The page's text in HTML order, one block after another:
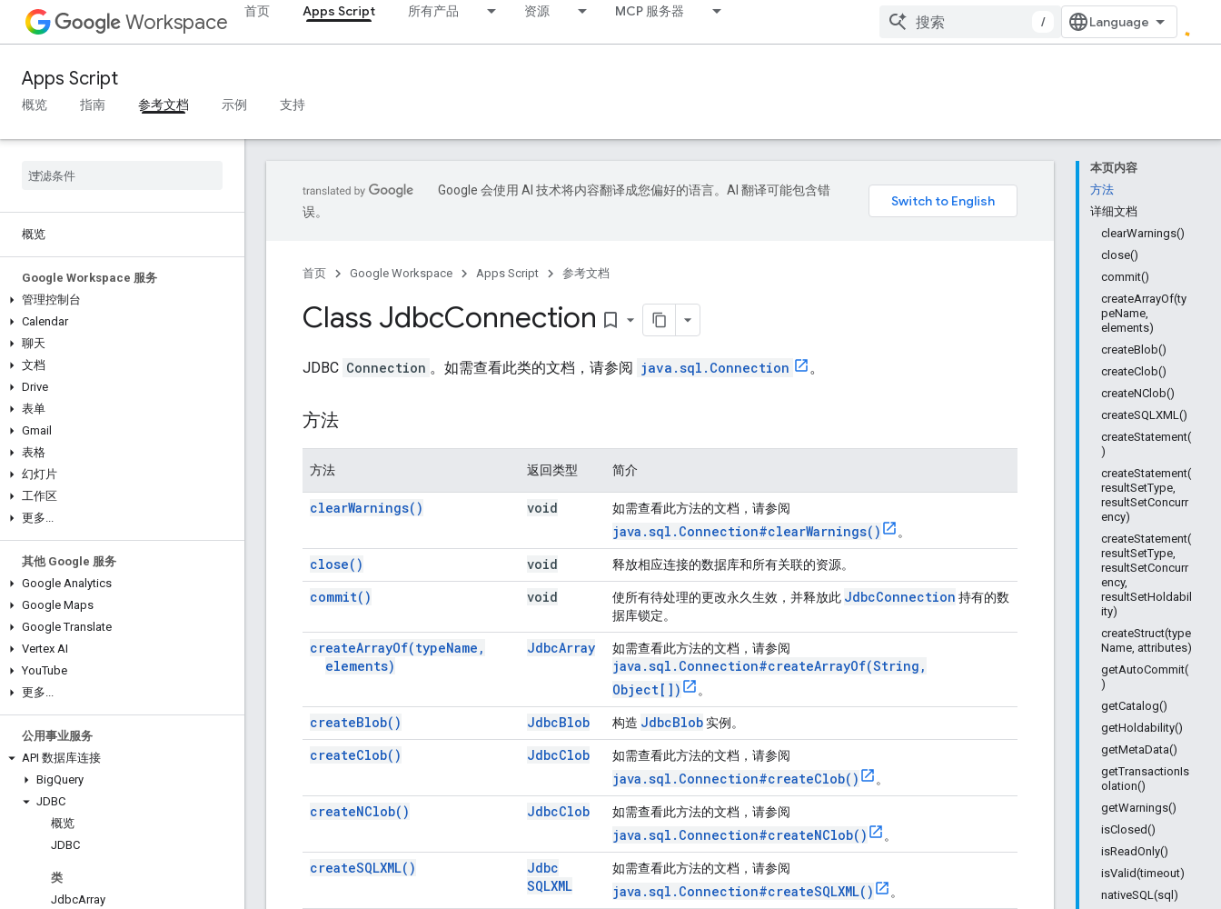
Workspace 首页 Apps Script 所有产品 资源 MCP 服务器
/
Apps Script
概览 指南 参考文档 示例 支持
概览
Google Workspace 服务
管理控制台
Calendar
聊天
文档
Drive
表单
Gmail
表格
幻灯片
工作区
更多...
其他 Google 服务
Google Analytics
Google Maps
Google Translate
Vertex AI
YouTube
更多...
公用事业服务
API 数据库连接
BigQuery
JDBC
概览
JDBC
类
JdbcArray
本页内容
方法
详细文档
clearWarnings()
close()
commit()
createArrayOf(ty
peName,
elements)
createBlob()
createClob()
createNClob()
createSQLXML()
createStatement(
)
createStatement(
resultSetType,
resultSetConcurr
ency)
createStatement(
resultSetType,
resultSetConcurr
ency,
resultSetHoldabil
ity)
createStruct(type
Name, attributes)
getAutoCommit(
)
getCatalog()
getHoldability()
getMetaData()
getTransactionIs
olation()
getWarnings()
isClosed()
isReadOnly()
isValid(timeout)
nativeSQL(sql)
Google 会使用 AI 技术将内容翻译成您偏好的语言。AI 翻译可能包含错
误。
首页 Google Workspace Apps Script 参考文档
Class JdbcConnection bookmark_border
JDBC Connection 。如需查看此类的文档，请参阅 java.sql.Connection 。
方法
方法 返回类型 简介
clearWarnings( ) void 如需查看此方法的文档，请参阅
java.sql.Connection#clearWarnings() 。
close( ) void 释放相应连接的数据库和所有关联的资源。
commit( ) void 使所有待处理的更改永久生效，并释放此 JdbcConnection 持有的数
据库锁定。
createArrayOf(typeName ,
elements)
JdbcArray 如需查看此方法的文档，请参阅
java.sql.Connection#createArrayOf(String,
Object[])
。
createBlob( ) JdbcBlob 构造 JdbcBlob 实例。
createClob( ) JdbcClob 如需查看此方法的文档，请参阅
java.sql.Connection#createClob() 。
createNClob( ) JdbcClob 如需查看此方法的文档，请参阅
java.sql.Connection#createNClob() 。
createSQLXML( )
Jdbc
SQLXML
如需查看此方法的文档，请参阅
java.sql.Connection#createSQLXML() 。